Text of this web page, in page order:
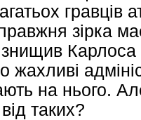
гравців
зірка
на нього.
таких?